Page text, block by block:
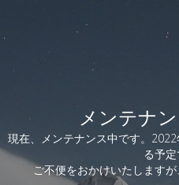
メンテナン
現在、メンテナンス中です。
る予定
ご不便をおかけいたしますが